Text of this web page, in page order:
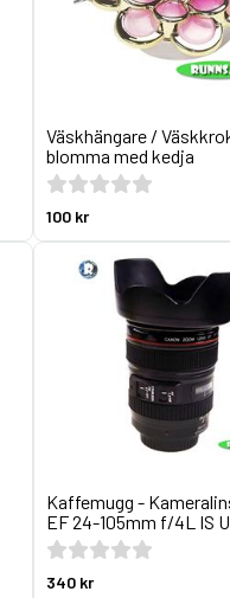
Väskhängare /
blomma med kedja
100 kr
Kaffemugg -
EF 24-105mm f/4L IS
340 kr